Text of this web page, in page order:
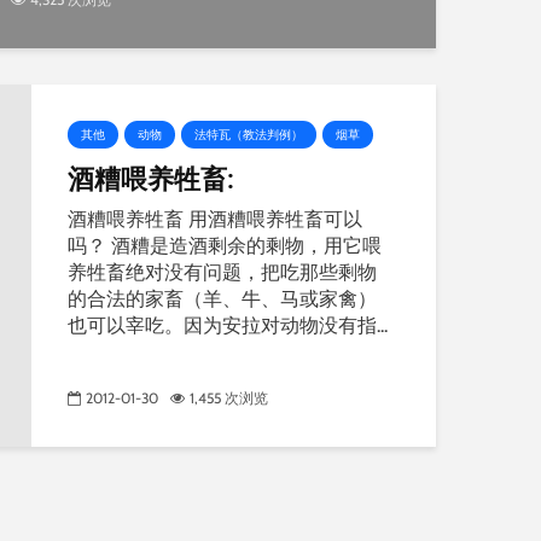
其他 动物 法特瓦（教法判例） 烟草
酒糟喂养牲畜:
酒糟喂养牲畜 用酒糟喂养牲畜可以
吗？ 酒糟是造酒剩余的剩物，用它喂
养牲畜绝对没有问题，把吃那些剩物
的合法的家畜（羊、牛、马或家禽）
也可以宰吃。因为安拉对动物没有指...
2012-01-30 1,455 次浏览